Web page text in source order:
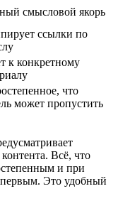
смысловой якорь
ссылки по
к конкретному
что
может пропустить
Всё, что
и при
первым. Это удобный